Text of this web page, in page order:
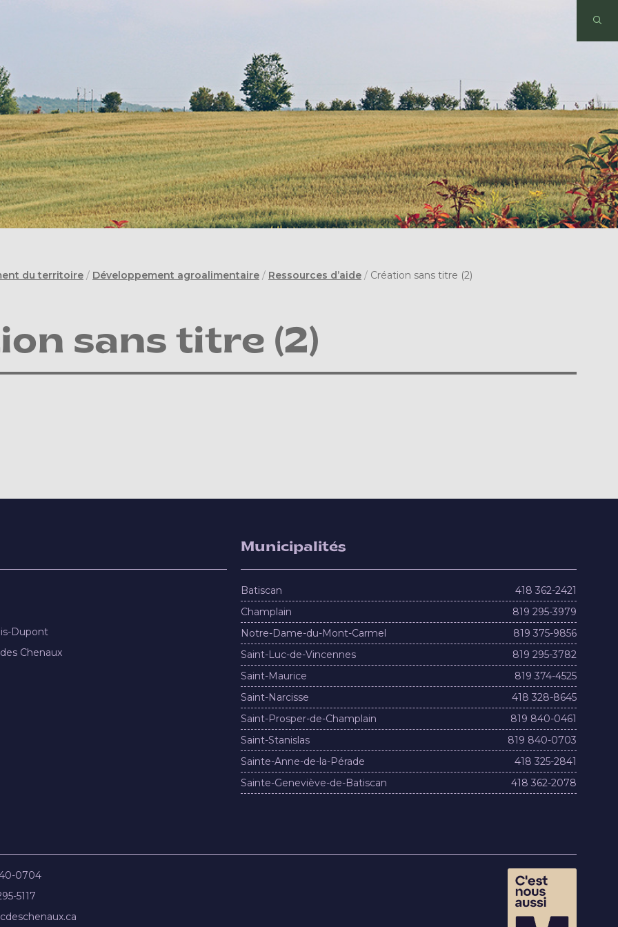
du territoire / Développement agroalimentaire / Ressources d’aide / Création sans titre (2)
sans titre (2)
Dupont
Chenaux
Municipalités
Batiscan
418 362-2421
Champlain
819 295-3979
Notre-Dame-du-Mont-Carmel
819 375-9856
Saint-Luc-de-Vincennes
819 295-3782
Saint-Maurice
819 374-4525
Saint-Narcisse
418 328-8645
Saint-Prosper-de-Champlain
819 840-0461
Saint-Stanislas
819 840-0703
Sainte-Anne-de-la-Pérade
418 325-2841
Sainte-Geneviève-de-Batiscan
418 362-2078
0704
5117